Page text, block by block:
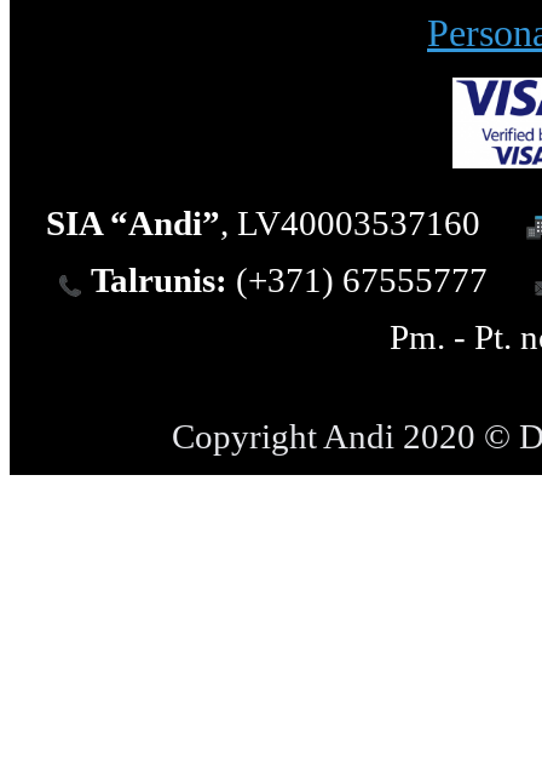
SIA “Andi”, LV40003537160
Talrunis: (+371) 67555777
Pm. - Pt.
Copyright Andi 2020 ©